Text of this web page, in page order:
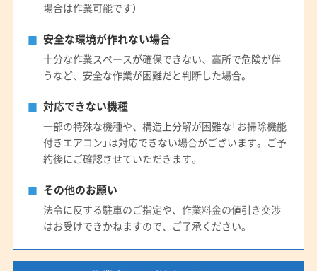
場合は作業可能です）
安全な環境が作れない場合
十分な作業スペースが確保できない、高所で危険が伴
うなど、安全な作業が困難だと判断した場合。
対応できない機種
一部の特殊な機種や、構造上分解が困難な「お掃除機能
付きエアコン」は対応できない場合がございます。ご予
約後にご確認させていただきます。
その他のお願い
法令に反する駐車のご指定や、作業料金の値引き交渉
はお受けできかねますので、ご了承ください。